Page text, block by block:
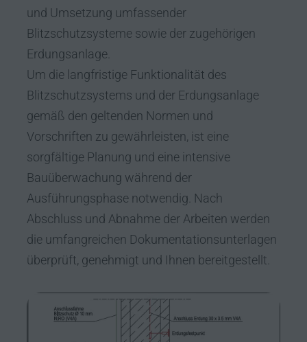
und Umsetzung umfassender
Blitzschutzsysteme sowie der zugehörigen
Erdungsanlage.
Um die langfristige Funktionalität des
Blitzschutzsystems und der Erdungsanlage
gemäß den geltenden Normen und
Vorschriften zu gewährleisten, ist eine
sorgfältige Planung und eine intensive
Bauüberwachung während der
Ausführungsphase notwendig. Nach
Abschluss und Abnahme der Arbeiten werden
die umfangreichen Dokumentationsunterlagen
überprüft, genehmigt und Ihnen bereitgestellt.